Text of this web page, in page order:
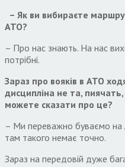
– Як ви вибираєте
АТО?
– Про нас знають. На нас
потрібні.
Зараз про вояків в АТО
дисципліна не та,
можете сказати про це?
– Ми переважно буваємо на
там такого немає точно.
Зараз на передовій дуже